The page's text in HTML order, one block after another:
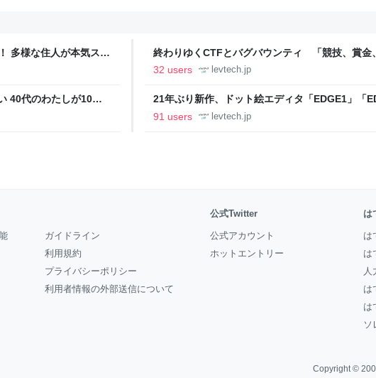
多様な住人が本気スキ
上”戦略 東京・中央
終わりゆくCTFとバグバウンティ 「競技、賞金
ること【フォーカス】 - レバテックLAB
32 users levtech.jp
40代のわたしが10年
21年ぶり新作、ドット絵エディタ「EDGE1」「
ついて作者に聞く【フォーカス】 - レバテックLAB
91 users levtech.jp
ガイドライン
利用規約
プライバシーポリシー
利用者情報の外部送信について
公式Twitter
公式アカウント
ホットエントリー
は
は
は
人
は
は
ソ
Copyright ©